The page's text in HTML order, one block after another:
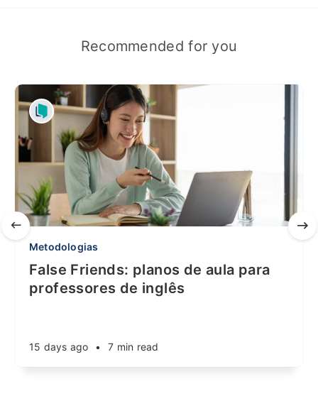
Recommended for you
Metodologias
False Friends: planos de aula para
professores de inglês
15 days ago • 7 min read